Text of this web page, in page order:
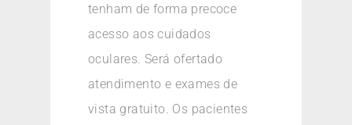
tenham de forma precoce
acesso aos cuidados
oculares. Será ofertado
atendimento e exames de
vista gratuito. Os pacientes